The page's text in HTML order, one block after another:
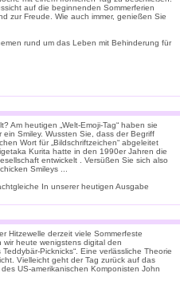
auf die beginnenden Sommerferien
zur Freude. Wie auch immer, genießen Sie
rund um das Leben mit Behinderung für
Am heutigen „Welt-Emoji-Tag“ haben sie
ein Smiley. Wussten Sie, dass der Begriff
Wort für „Bildschriftzeichen“ abgeleitet
Kurita hatte in den 1990er Jahren die
entwickelt . Versüßen Sie sich also
Smileys ...
In unserer heutigen Ausgabe
Hitzewelle derzeit viele Sommerfeste
heute wenigstens digital den
Teddybär-Picknicks“. Eine verlässliche Theorie
Vielleicht geht der Tag zurück auf das
US-amerikanischen Komponisten John